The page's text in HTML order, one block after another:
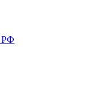
РФ